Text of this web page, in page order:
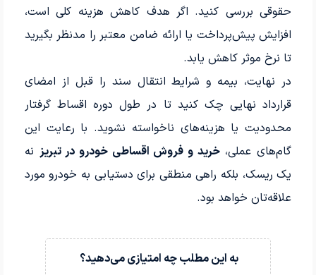
حقوقی بررسی کنید. اگر هدف کاهش هزینه کلی است،
افزایش پیش‌پرداخت یا ارائه ضامن معتبر را مدنظر بگیرید
تا نرخ موثر کاهش یابد.
در نهایت، بیمه و شرایط انتقال سند را قبل از امضای
قرارداد نهایی چک کنید تا در طول دوره اقساط گرفتار
محدودیت یا هزینه‌های ناخواسته نشوید. با رعایت این
گام‌های عملی،خرید و فروش اقساطی خودرو در تبریز نه
یک ریسک، بلکه راهی منطقی برای دستیابی به خودرو مورد
علاقه‌تان خواهد بود.
به این مطلب چه امتیازی می‌دهید؟